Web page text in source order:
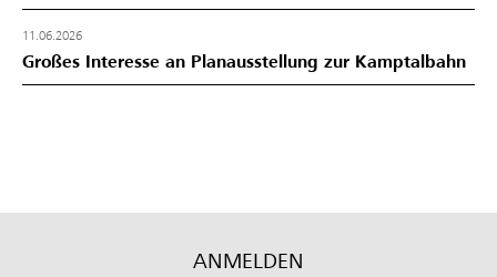
11.06.2026
Großes Interesse an Planausstellung zur Kamptalbahn
ANMELDEN